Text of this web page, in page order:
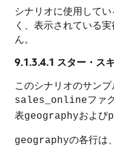
シナリオに使用して
く、表示されている
ん。
9.1.3.4.1 スター・ス
このシナリオのサンプ
sales_onlineファ
表geographyおよび
geographyの各行は、